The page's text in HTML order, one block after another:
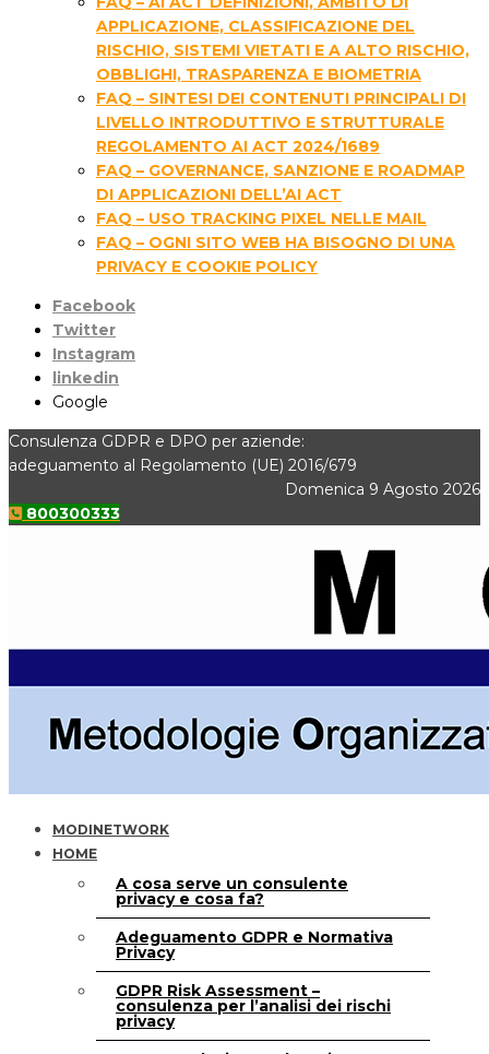
APPLICAZIONE, CLASSIFICAZIONE DEL
RISCHIO, SISTEMI VIETATI E A ALTO RISCHIO,
OBBLIGHI, TRASPARENZA E BIOMETRIA
FAQ – SINTESI DEI CONTENUTI PRINCIPALI DI
LIVELLO INTRODUTTIVO E STRUTTURALE
REGOLAMENTO AI ACT 2024/1689
FAQ – GOVERNANCE, SANZIONE E ROADMAP
DI APPLICAZIONI DELL’AI ACT
FAQ – USO TRACKING PIXEL NELLE MAIL
FAQ – OGNI SITO WEB HA BISOGNO DI UNA
PRIVACY E COOKIE POLICY
Facebook
Twitter
Instagram
linkedin
Google
Consulenza GDPR e DPO per aziende:
adeguamento al Regolamento (UE) 2016/679
Domenica 9 Agosto 2026
800300333
MODINETWORK
HOME
A cosa serve un consulente
privacy e cosa fa?
Adeguamento GDPR e Normativa
Privacy
GDPR Risk Assessment –
consulenza per l’analisi dei rischi
privacy